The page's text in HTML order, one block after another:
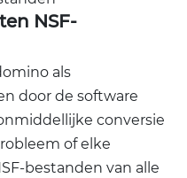
NSF-
als
door de software
conversie
of elke
bestanden van alle